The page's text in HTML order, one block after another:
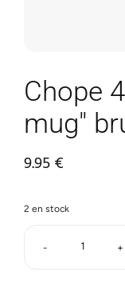
Chope
mug"
9.95€
2 en stock
+
-